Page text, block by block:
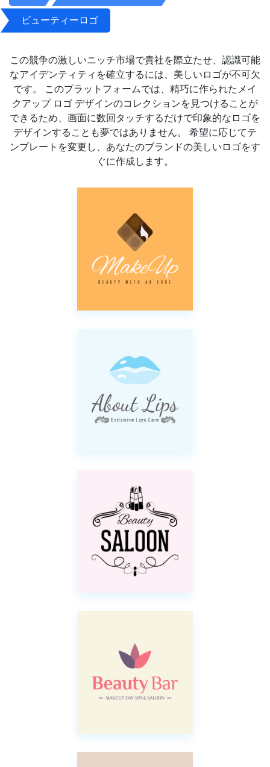
ビューティーロゴ
この競争の激しいニッチ市場で貴社を際立たせ、認識可能
なアイデンティティを確立するには、美しいロゴが不可欠
です。 このプラットフォームでは、精巧に作られたメイ
クアップ ロゴ デザインのコレクションを見つけることが
できるため、画面に数回タッチするだけで印象的なロゴを
デザインすることも夢ではありません。 希望に応じてテ
ンプレートを変更し、あなたのブランドの美しいロゴをす
ぐに作成します。